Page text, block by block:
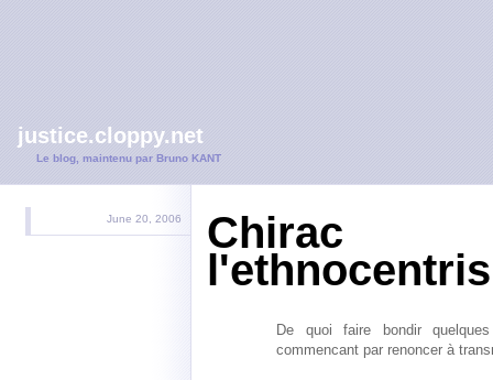
justice.cloppy.net
Le blog, maintenu par Bruno KANT
June 20, 2006 Chirac
De quoi faire bondir
commencant par renoncer à